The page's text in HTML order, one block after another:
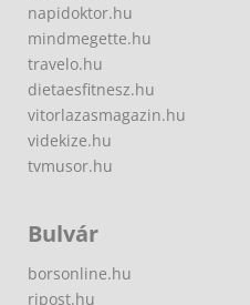
napidoktor.hu
mindmegette.hu
travelo.hu
dietaesfitnesz.hu
vitorlazasmagazin.hu
videkize.hu
tvmusor.hu
Bulvár
borsonline.hu
ripost.hu